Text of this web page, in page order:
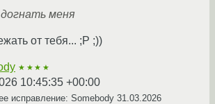
меня
от тебя... ;P ;))
★★★★
10:45:35 +00:00
исправление: Somebody 31.03.2026